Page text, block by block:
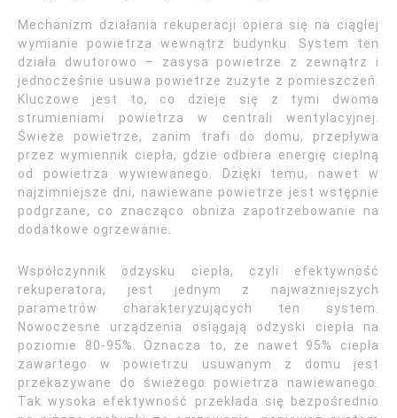
Mechanizm działania rekuperacji opiera się na ciągłej
wymianie powietrza wewnątrz budynku. System ten
działa dwutorowo – zasysa powietrze z zewnątrz i
jednocześnie usuwa powietrze zużyte z pomieszczeń.
Kluczowe jest to, co dzieje się z tymi dwoma
strumieniami powietrza w centrali wentylacyjnej.
Świeże powietrze, zanim trafi do domu, przepływa
przez wymiennik ciepła, gdzie odbiera energię cieplną
od powietrza wywiewanego. Dzięki temu, nawet w
najzimniejsze dni, nawiewane powietrze jest wstępnie
podgrzane, co znacząco obniża zapotrzebowanie na
dodatkowe ogrzewanie.
Współczynnik odzysku ciepła, czyli efektywność
rekuperatora, jest jednym z najważniejszych
parametrów charakteryzujących ten system.
Nowoczesne urządzenia osiągają odzyski ciepła na
poziomie 80-95%. Oznacza to, że nawet 95% ciepła
zawartego w powietrzu usuwanym z domu jest
przekazywane do świeżego powietrza nawiewanego.
Tak wysoka efektywność przekłada się bezpośrednio